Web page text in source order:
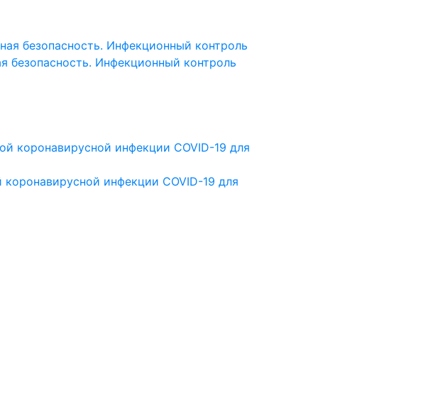
безопасность. Инфекционный контроль
инфекции COVID-19 для